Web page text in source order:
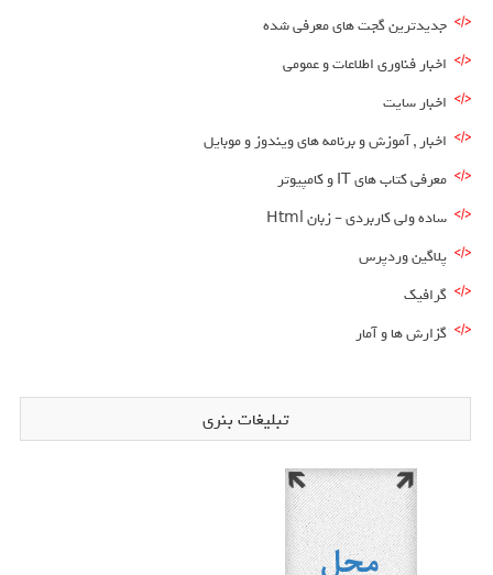
جدیدترین گجت های معرفی شده
اخبار فناوری اطلاعات و عمومی
اخبار سایت
اخبار , آموزش و برنامه های ویندوز و موبایل
معرفی کتاب های IT و کامپیوتر
ساده ولی کاربردی – زبان Html
پلاگین وردپرس
گرافیک
گزارش ها و آمار
تبلیغات بنری